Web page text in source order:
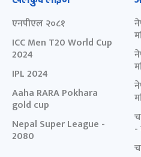
एनपीएल २०८१
ICC Men T20 World Cup
2024
IPL 2024
Aaha RARA Pokhara
gold cup
Nepal Super League -
2080
-